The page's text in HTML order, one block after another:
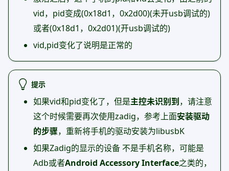
vid，pid变成(0x18d1，0x2d00)(未开usb调试的)
或者(0x18d1，0x2d01)(开usb调试的)
vid,pid变化了说明是正常的
提示
如果vid和pid变化了，但是主控未识别到，请注意
这个时候需要再次使用zadig，参考上面安装驱动
的步骤，重新将手机的驱动安装为libusbK
如果Zadig的显示的设备 不是手机名称，可能是
Adb或者Android Accessory Interface之类的，